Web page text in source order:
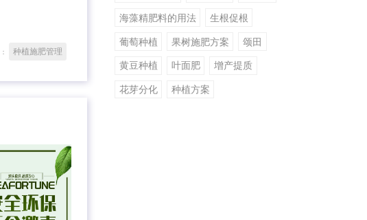
种植施肥管理
海藻精肥料的用法 生根促根
葡萄种植 果树施肥方案 颂田
黄豆种植 叶面肥 增产提质
花芽分化 种植方案